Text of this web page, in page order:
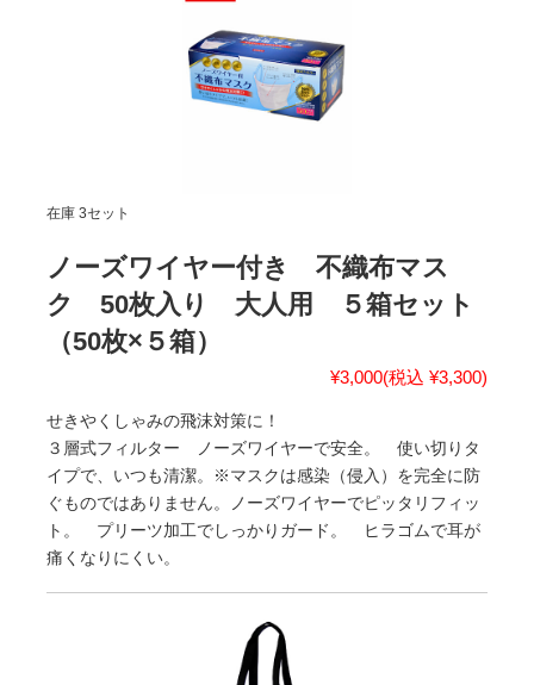
在庫 3セット
ノーズワイヤー付き 不織布マス
ク 50枚入り 大人用 ５箱セット
（50枚×５箱）
¥3,000(税込 ¥3,300)
せきやくしゃみの飛沫対策に！
３層式フィルター ノーズワイヤーで安全。 使い切りタ
イプで、いつも清潔。※マスクは感染（侵入）を完全に防
ぐものではありません。ノーズワイヤーでピッタリフィッ
ト。 プリーツ加工でしっかりガード。 ヒラゴムで耳が
痛くなりにくい。